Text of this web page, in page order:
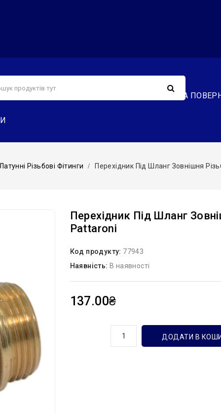
ОБМІН ТА
Різьбові Фітинги Перехідник Під Шланг Зовнішня
Перехідник Під Шланг
Pattaroni
Код продукту: 77943
Наявність: В наявності
137.00₴
ДОДАТИ В